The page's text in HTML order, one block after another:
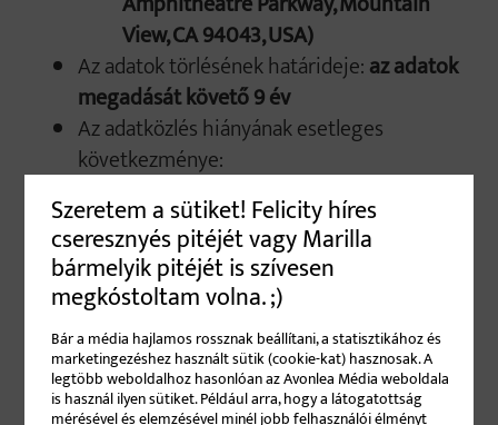
View, CA 94043, USA)
Az adatok törlésének határideje:az adatok
megadását követő 9 év
Az adatközlés hiányának esetleges
következménye:
a megrendelt anyag átvételéig: a
megrendelés teljesítésének
ellehetetlenülése
a teljesítést követően az adatok
törvényi kötelezettség okán nem
törölhetőek a megjelölt időpontig
Rendezvény megrendelése
Szeretem a sütiket! Felicity híres
cseresznyés pitéjét vagy Marilla
bármelyik pitéjét is szívesen
megkóstoltam volna. ;)
Bár a média hajlamos rossznak beállítani, a statisztikához és
marketingezéshez használt sütik (cookie-kat) hasznosak. A
legtöbb weboldalhoz hasonlóan az Avonlea Média weboldala
is használ ilyen sütiket. Például arra, hogy a látogatottság
mérésével és elemzésével minél jobb felhasználói élményt